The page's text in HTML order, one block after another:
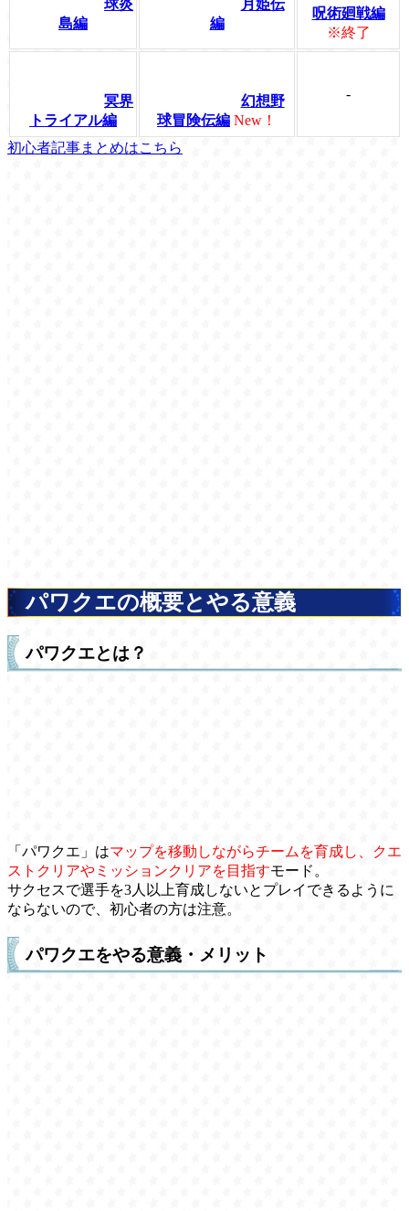
球炎
島編
月姫伝
編
呪術廻戦編
※終了
冥界
トライアル編
幻想野
球冒険伝編 New！
-
初心者記事まとめはこちら
パワクエの概要とやる意義
パワクエとは？
「パワクエ」はマップを移動しながらチームを育成し、クエ
ストクリアやミッションクリアを目指すモード。
サクセスで選手を3人以上育成しないとプレイできるように
ならないので、初心者の方は注意。
パワクエをやる意義・メリット